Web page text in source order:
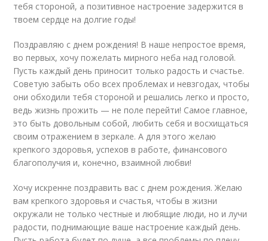
тебя стороной, а позитивное настроение задержится в
твоем сердце на долгие годы!
Поздравляю с днем рождения! В наше непростое время,
во первых, хочу пожелать мирного неба над головой.
Пусть каждый день приносит только радость и счастье.
Советую забыть обо всех проблемах и невзгодах, чтобы
они обходили тебя стороной и решались легко и просто,
ведь жизнь прожить — не поле перейти! Самое главное,
это быть довольным собой, любить себя и восхищаться
своим отражением в зеркале. А для этого желаю
крепкого здоровья, успехов в работе, финансового
благополучия и, конечно, взаимной любви!
Хочу искренне поздравить вас с днем рождения. Желаю
вам крепкого здоровья и счастья, чтобы в жизни
окружали не только честные и любящие люди, но и лучи
радости, поднимающие ваше настроение каждый день.